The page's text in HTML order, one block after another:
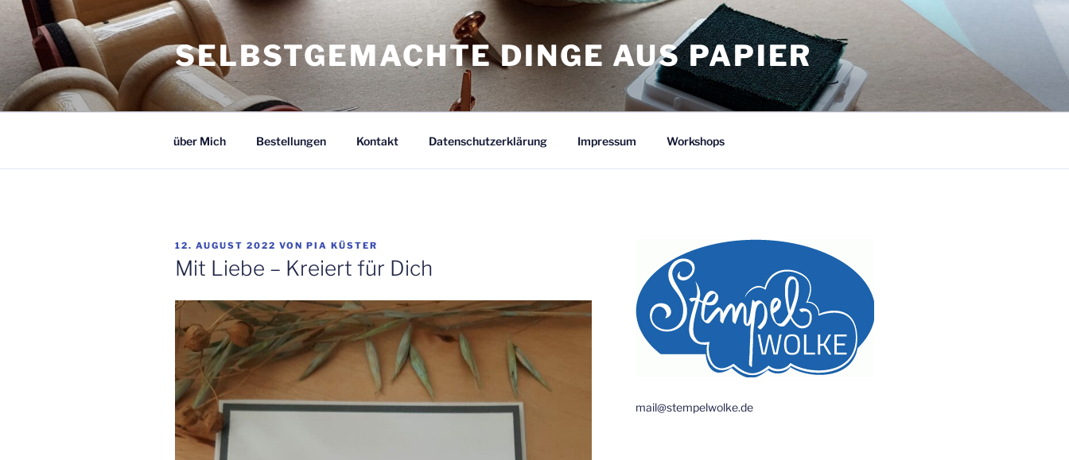
Zum
Inhalt
springen
SELBSTGEMACHTE DINGE AUS PAPIER
über Mich Bestellungen Kontakt Datenschutzerklärung Impressum Workshops
VERÖFFENTLICHT
AM
12. AUGUST 2022 VON PIA KÜSTER
Mit Liebe – Kreiert für Dich
mail@stempelwolke.de